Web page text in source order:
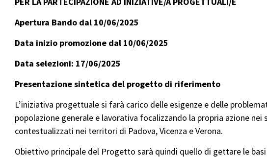
Apertura Bando dal 10/06/2025
Data inizio promozione dal 10/06/2025
Data selezioni: 17/06/2025
Presentazione sintetica del progetto di riferimento
L’iniziativa progettuale si farà carico delle esigenze e delle
popolazione generale e lavorativa focalizzando la propria azione
contestualizzati nei territori di Padova, Vicenza e Verona.
Obiettivo principale del Progetto sarà quindi quello di gettare le